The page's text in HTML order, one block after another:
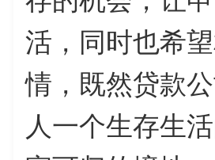
活，同时也希
情，既然贷款
人一个生存生